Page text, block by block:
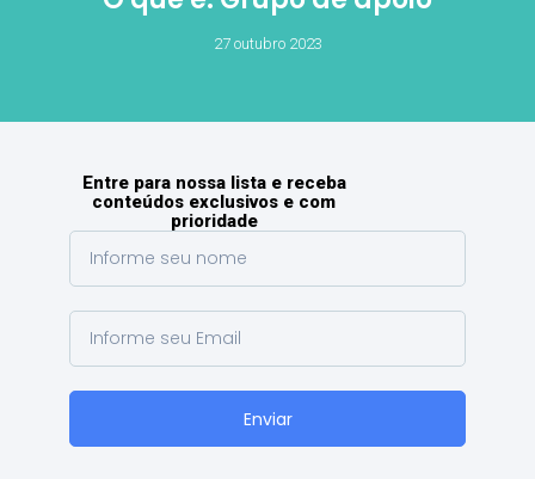
27 outubro 2023
Enviar
Entre para nossa lista e receba
conteúdos exclusivos e com
prioridade